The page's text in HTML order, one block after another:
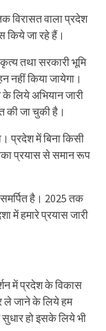
विरासत वाला प्रदेश
जा रहे हैं।
तथा सरकारी भूमि
नहीं किया जायेगा।
लिये अभियान जारी
की जा चुकी है।
प्रदेश में बिना किसी
प्रयास से समान रूप
है। 2025 तक
में हमारे प्रयास जारी
में प्रदेश के विकास
ले जाने के लिये हम
हो इसके लिये भी